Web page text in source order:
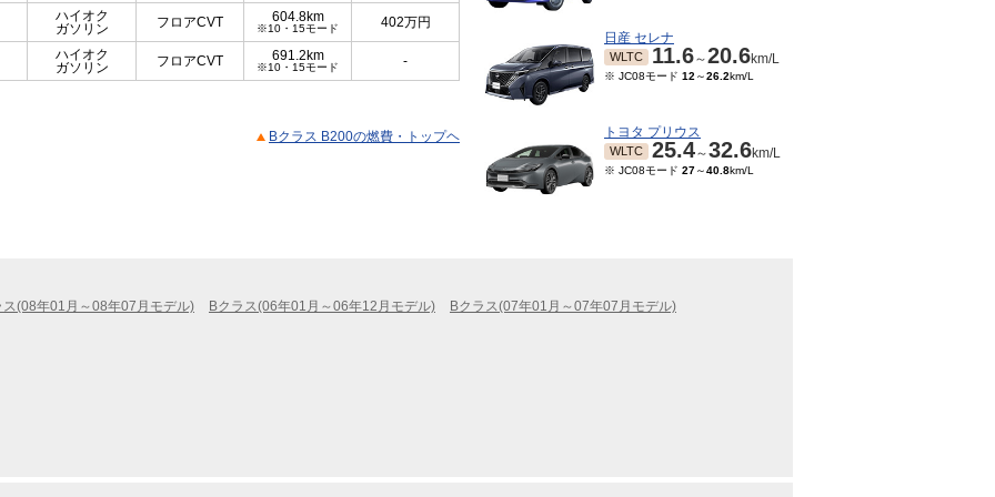
ハイオク
ガソリン
フロアCVT 604.8km
※10・15モード 402万円
ハイオク
ガソリン
フロアCVT 691.2km
※10・15モード -
Bクラス B200の燃費・トップヘ
日産 セレナ
WLTC 11.6～20.6km/L
※ JC08モード 12 ～26.2km/L
トヨタ プリウス
WLTC 25.4～32.6km/L
※ JC08モード 27～40.8km/L
ス(08年01月～08年07月モデル) Bクラス(06年01月～06年12月モデル) Bクラス(07年01月～07年07月モデル)